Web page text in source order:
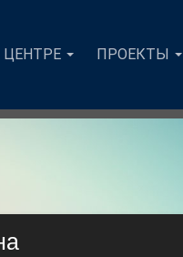
ЦЕНТРЕ ПРОЕКТЫ